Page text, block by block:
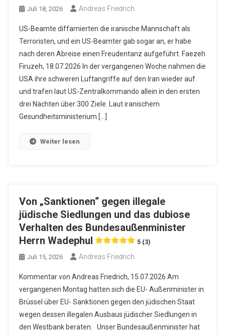
Juli 18, 2026 Andreas Friedrich
US-Beamte diffamierten die iranische Mannschaft als
Terroristen, und ein US-Beamter gab sogar an, er habe
nach deren Abreise einen Freudentanz aufgeführt. Faezeh
Firuzeh, 18.07.2026 In der vergangenen Woche nahmen die
USA ihre schweren Luftangriffe auf den Iran wieder auf
und trafen laut US-Zentralkommando allein in den ersten
drei Nächten über 300 Ziele. Laut iranischem
Gesundheitsministerium […]
Weiter lesen
Von „Sanktionen“ gegen illegale
jüdische Siedlungen und das dubiose
Verhalten des Bundesaußenminister
Herrn Wadephul
5 (3)
Juli 15, 2026 Andreas Friedrich
Kommentar von Andreas Friedrich, 15.07.2026 Am
vergangenen Montag hatten sich die EU- Außenminister in
Brüssel über EU- Sanktionen gegen den jüdischen Staat
wegen dessen illegalen Ausbaus jüdischer Siedlungen in
den Westbank beraten. Unser Bundesaußenminister hat